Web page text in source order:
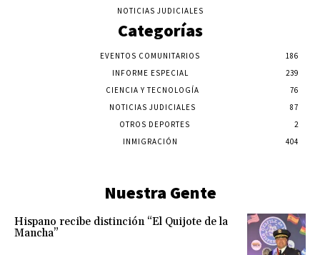
NOTICIAS JUDICIALES
Categorías
EVENTOS COMUNITARIOS
186
INFORME ESPECIAL
239
CIENCIA Y TECNOLOGÍA
76
NOTICIAS JUDICIALES
87
OTROS DEPORTES
2
INMIGRACIÓN
404
Nuestra Gente
Hispano recibe distinción “El Quijote de la
Mancha”